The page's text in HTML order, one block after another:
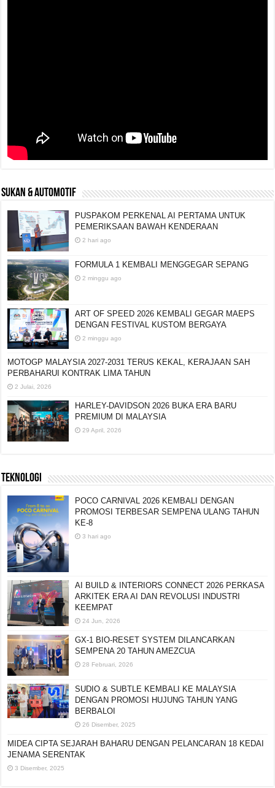
SUKAN & AUTOMOTIF
PUSPAKOM PERKENAL AI PERTAMA UNTUK
PEMERIKSAAN BAWAH KENDERAAN
2 hari ago
FORMULA 1 KEMBALI MENGGEGAR SEPANG
2 minggu ago
ART OF SPEED 2026 KEMBALI GEGAR MAEPS
DENGAN FESTIVAL KUSTOM BERGAYA
2 minggu ago
MOTOGP MALAYSIA 2027-2031 TERUS KEKAL,
KERAJAAN SAH PERBAHARUI KONTRAK LIMA
HARLEY-DAVIDSON 2026 BUKA ERA BARU
TEKNOLOGI
POCO CARNIVAL 2026 KEMBALI DENGAN
PROMOSI TERBESAR SEMPENA ULANG TAHUN
AI BUILD & INTERIORS CONNECT 2026 PERKASA
ARKITEK ERA AI DAN REVOLUSI INDUSTRI
KEEMPAT
24 Jun, 2026
GX-1 BIO-RESET SYSTEM DILANCARKAN
28 Februari, 2026
SUDIO & SUBTLE KEMBALI KE MALAYSIA
DENGAN PROMOSI HUJUNG TAHUN YANG
BERBALOI
26 Disember, 2025
MIDEA CIPTA SEJARAH BAHARU DENGAN PELANCARAN 18 KEDAI